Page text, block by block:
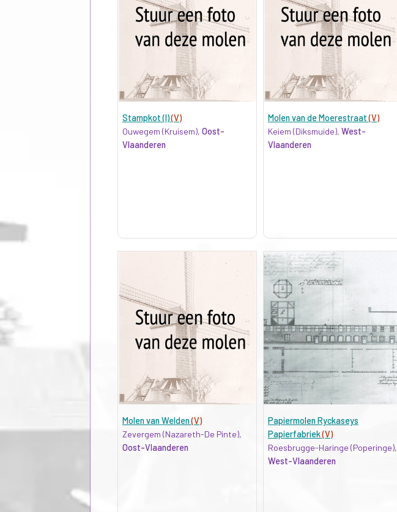
Stampkot (I)(V)
Ouwegem (Kruisem), Oost-
Vlaanderen
Molen van de Moerestraat(V)
Keiem (Diksmuide), West-
Vlaanderen
Molen van Welden(V)
Zevergem (Nazareth-De Pinte),
Oost-Vlaanderen
Papiermolen Ryckaseys
Papierfabriek(V)
Roesbrugge-Haringe (Poperinge),
West-Vlaanderen